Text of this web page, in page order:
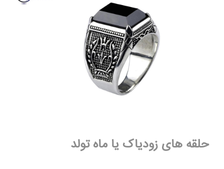
حلقه های زودیاک یا ماه تولد